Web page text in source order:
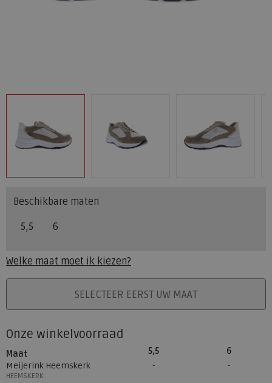
Beschikbare maten
5,5 6
Welke maat moet ik kiezen?
PLAATS IN WINKELMANDSELECTEER EERST UW MAAT
Onze winkelvoorraad
Maat 5,5
6
Meijerink Heemskerk
HEEMSKERK